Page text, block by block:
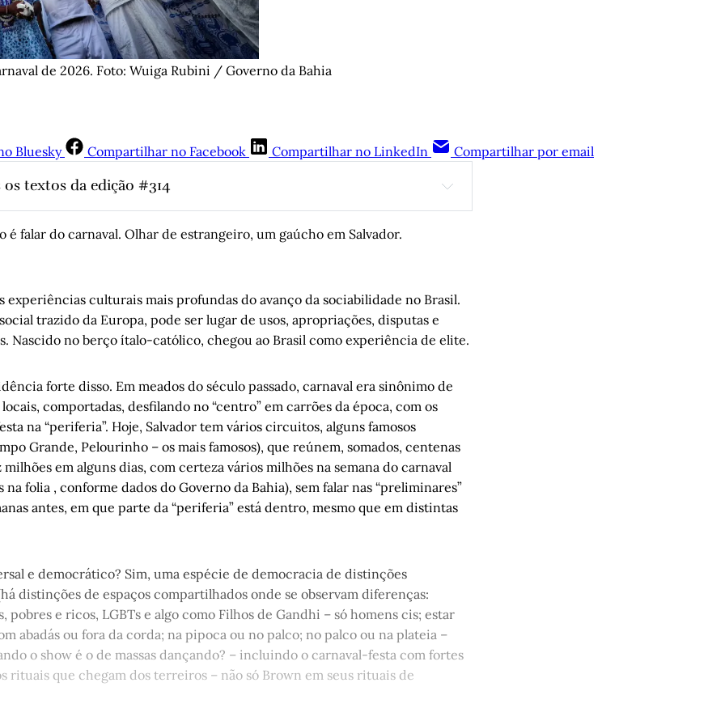
de 2026. Foto: Wuiga Rubini / Governo da Bahia
Bluesky Compartilhar no Facebook Compartilhar no LinkedIn Compartilhar por email
textos da edição #314
de distinções interseccionais: viva o carnaval!, por Jairo Ferreira
passar, por Juremir Machado da Silva
de um espetáculo, por Chris Cidade Dias
uma leitura sobre a experiência, por Caroline Lima
Autógrafos: Michel Houellebecq em “Submissão”, por Carlos Gerbase
, por Álvaro Magalhães
coisas humanas: Capítulo IV, por Helena Terra
é falar do carnaval. Olhar de estrangeiro, um gaúcho em Salvador.
experiências culturais mais profundas do avanço da sociabilidade no Brasil.
trazido da Europa, pode ser lugar de usos, apropriações, disputas e
Nascido no berço ítalo-católico, chegou ao Brasil como experiência de elite.
forte disso. Em meados do século passado, carnaval era sinônimo de
comportadas, desfilando no “centro” em carrões da época, com os
na “periferia”. Hoje, Salvador tem vários circuitos, alguns famosos
Grande, Pelourinho – os mais famosos), que reúnem, somados, centenas
em alguns dias, com certeza vários milhões na semana do carnaval
folia , conforme dados do Governo da Bahia), sem falar nas “preliminares”
antes, em que parte da “periferia” está dentro, mesmo que em distintas
e democrático? Sim, uma espécie de democracia de distinções
distinções de espaços compartilhados onde se observam diferenças:
pobres e ricos, LGBTs e algo como Filhos de Gandhi – só homens cis; estar
abadás ou fora da corda; na pipoca ou no palco; no palco ou na plateia –
o show é o de massas dançando? – incluindo o carnaval-festa com fortes
rituais que chegam dos terreiros – não só Brown em seus rituais de